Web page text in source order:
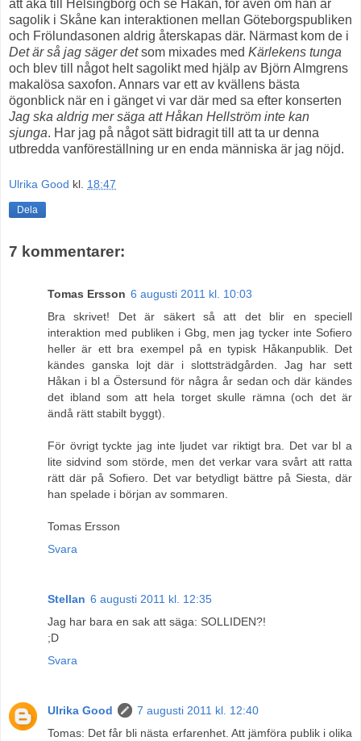
att åka till Helsingborg och se Håkan, för även om han är
sagolik i Skåne kan interaktionen mellan Göteborgspubliken
och Frölundasonen aldrig återskapas där. Närmast kom de i
Det är så jag säger detsom mixades med Kärlekens tunga
och blev till något helt sagolikt med hjälp av Björn Almgrens
makalösa saxofon. Annars var ett av kvällens bästa
ögonblick när en i gänget vi var där med sa efter konserten
Jag ska aldrig mer säga att Håkan Hellström inte kan
sjunga. Har jag på något sätt bidragit till att ta ur denna
utbredda vanföreställning ur en enda människa är jag nöjd.
Ulrika Good kl. 18:47
Dela
7 kommentarer:
Tomas Ersson 6 augusti 2011 kl. 10:03
Bra skrivet! Det är säkert så att det blir en speciell
interaktion med publiken i Gbg, men jag tycker inte Sofiero
heller är ett bra exempel på en typisk Håkanpublik. Det
kändes ganska lojt där i slottsträdgården. Jag har sett
Håkan i bl a Östersund för några år sedan och där kändes
det ibland som att hela torget skulle rämna (och det är
ändå rätt stabilt byggt).
För övrigt tyckte jag inte ljudet var riktigt bra. Det var bl a
lite sidvind som störde, men det verkar vara svårt att ratta
rätt där på Sofiero. Det var betydligt bättre på Siesta, där
han spelade i början av sommaren.
Tomas Ersson
Svara
Stellan 6 augusti 2011 kl. 12:35
Jag har bara en sak att säga: SOLLIDEN?!
;D
Svara
Ulrika Good
7 augusti 2011 kl. 12:40
Tomas: Det får bli nästa erfarenhet. Att jämföra publik i olika